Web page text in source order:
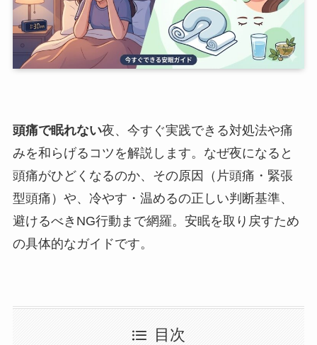
頭痛で眠れない夜、今すぐ実践できる対処法や痛
みを和らげるコツを解説します。なぜ夜になると
頭痛がひどくなるのか、その原因（片頭痛・緊張
型頭痛）や、冷やす・温めるの正しい判断基準、
避けるべきNG行動まで網羅。安眠を取り戻すため
の具体的なガイドです。
目次